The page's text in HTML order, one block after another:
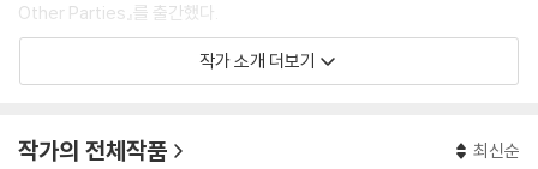
Other Parties』를 출간했다.
여러 장르를 넘나들며 여성의 몸과 욕망을 독창적인 목소리로 이야기한 소
았다. 그해와 이듬해 셜리 잭슨 상, 전미도서비평가협회상 존 레너드 상, 바
작가 소개 더보기
작가의 전체작품 최신순